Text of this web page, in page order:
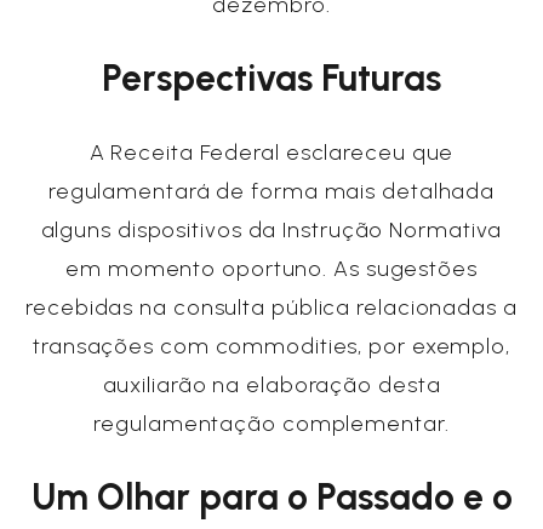
Perspectivas Futuras
A Receita Federal esclareceu que
regulamentará de forma mais detalhada
alguns dispositivos da Instrução Normativa
em momento oportuno. As sugestões
recebidas na consulta pública relacionadas a
transações com commodities, por exemplo,
auxiliarão na elaboração desta
regulamentação complementar.
Um Olhar para o Passado e o